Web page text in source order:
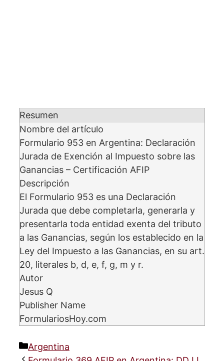
Resumen
Nombre del artículo
Formulario 953 en Argentina: Declaración
Jurada de Exención al Impuesto sobre las
Ganancias – Certificación AFIP
Descripción
El Formulario 953 es una Declaración
Jurada que debe completarla, generarla y
presentarla toda entidad exenta del tributo
a las Ganancias, según los establecido en la
Ley del Impuesto a las Ganancias, en su art.
20, literales b, d, e, f, g, m y r.
Autor
Jesus Q
Publisher Name
FormulariosHoy.com
Categorías
Argentina